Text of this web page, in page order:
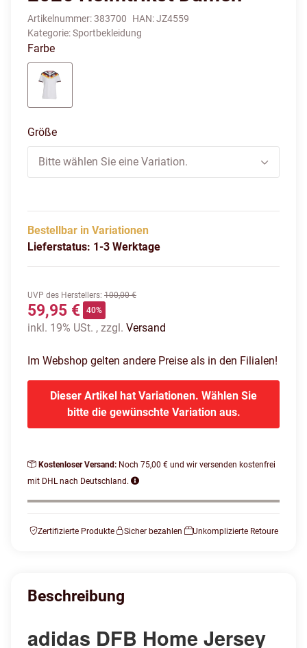
Artikelnummer:383700 HAN:JZ4559
Kategorie:Sportbekleidung
Farbe
Größe
Bitte wählen Sie eine Variation.
Bestellbar in Variationen
Lieferstatus: 1-3 Werktage
UVP des Herstellers: 100,00 €
59,95 € 40%
inkl. 19% USt. , zzgl. Versand
Im Webshop gelten andere Preise als in den Filialen!
Dieser Artikel hat Variationen. Wählen Sie
bitte die gewünschte Variation aus.
Kostenloser Versand: Noch 75,00 € und wir versenden kostenfrei
mit DHL nach Deutschland.
Zertifizierte Produkte Sicher bezahlen Unkomplizierte Retoure
Beschreibung
adidas DFB Home Jersey